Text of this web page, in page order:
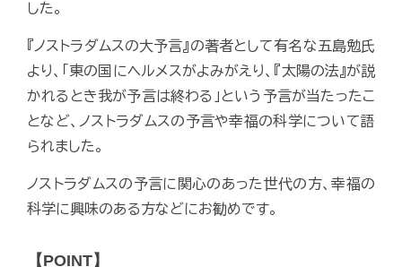
した。
『ノストラダムスの大予言』の著者として有名な五島勉氏
より、「東の国にヘルメスがよみがえり、『太陽の法』が説
かれるとき我が予言は終わる」という予言が当たったこ
となど、ノストラダムスの予言や幸福の科学について語
られました。
ノストラダムスの予言に関心のあった世代の方、幸福の
科学に興味のある方などにお勧めです。
【POINT】